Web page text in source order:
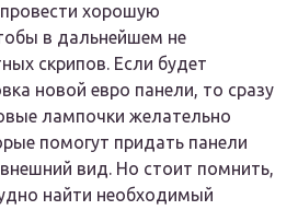
хорошую
в дальнейшем не
скрипов. Если будет
новой евро панели, то сразу
лампочки желательно
помогут придать панели
вид. Но стоит помнить,
найти необходимый